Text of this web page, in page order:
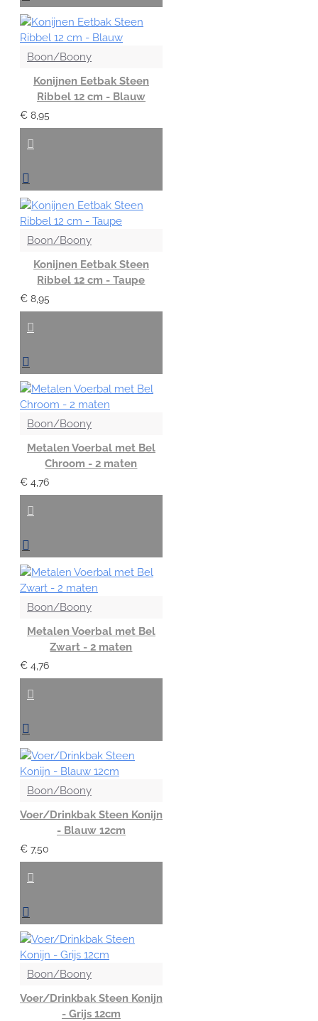
Boon/Boony
Konijnen Eetbak Steen
Ribbel 12 cm - Blauw
€ 8,95
Boon/Boony
Konijnen Eetbak Steen
Ribbel 12 cm - Taupe
€ 8,95
Boon/Boony
Metalen Voerbal met Bel
Chroom - 2 maten
€ 4,76
Boon/Boony
Metalen Voerbal met Bel
Zwart - 2 maten
€ 4,76
Boon/Boony
Voer/Drinkbak Steen Konijn
- Blauw 12cm
€ 7,50
Boon/Boony
Voer/Drinkbak Steen Konijn
- Grijs 12cm